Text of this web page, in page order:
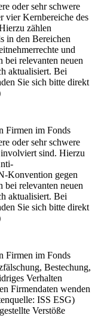
oder sehr schwere
vier Kernbereiche des
zählen
in den Bereichen
und
relevanten neuen
aktualisiert. Bei
Sie sich bitte direkt
Firmen im Fonds
oder sehr schwere
sind. Hierzu
Konvention gegen
relevanten neuen
aktualisiert. Bei
Sie sich bitte direkt
Firmen im Fonds
Bestechung,
Verhalten
Firmendaten wenden
ISS ESG)
Verstöße